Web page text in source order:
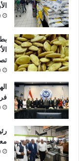
9
تصل
9
9
9